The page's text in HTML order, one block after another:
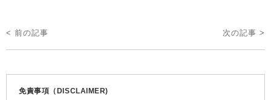
投
稿
< 前の記事 次の記事 >
免責事項（DISCLAIMER)